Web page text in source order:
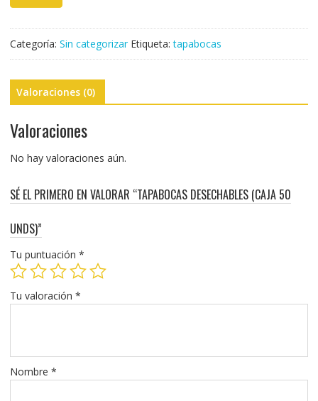
cantidad
Categoría: Sin categorizar Etiqueta:tapabocas
Valoraciones (0)
Valoraciones
No hay valoraciones aún.
SÉ EL PRIMERO EN VALORAR “TAPABOCAS DESECHABLES (CAJA 50
UNDS)”
Tu puntuación *
Tu valoración *
Nombre *